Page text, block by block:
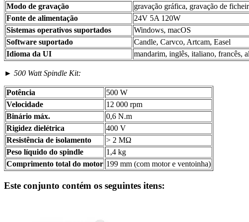
Modo de gravação
gravação gráfica, gravação de
Fonte de alimentação
24V 5A 120W
Sistemas operativos suportados
Windows, macOS
Software suportado
Candle, Carvco, Artcam, Easel
Idioma da UI
mandarim, inglês, italiano, francês,
► 500 Watt Spindle Kit:
Potência
500 W
Velocidade
12 000 rpm
Binário máx.
0,6 N.m
Rigidez dielétrica
400 V
Resistência de isolamento
> 2 MΩ
Peso líquido do spindle
1,4 kg
Comprimento total do motor 199 mm (com motor e ventoinha)
Este conjunto contém os seguintes itens: